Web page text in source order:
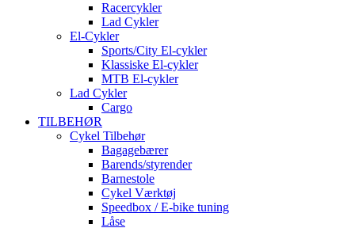
Racercykler
Lad Cykler
El-Cykler
Sports/City El-cykler
Klassiske El-cykler
MTB El-cykler
Lad Cykler
Cargo
TILBEHØR
Cykel Tilbehør
Bagagebærer
Barends/styrender
Barnestole
Cykel Værktøj
Speedbox / E-bike tuning
Låse